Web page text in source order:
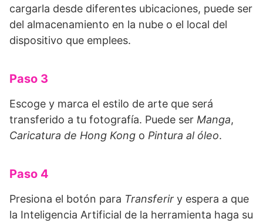
cargarla desde diferentes ubicaciones, puede ser
del almacenamiento en la nube o el local del
dispositivo que emplees.
Paso 3
Escoge y marca el estilo de arte que será
transferido a tu fotografía. Puede ser Manga,
Caricatura de Hong Kong o Pintura al óleo.
Paso 4
Presiona el botón para Transferir y espera a que
la Inteligencia Artificial de la herramienta haga su